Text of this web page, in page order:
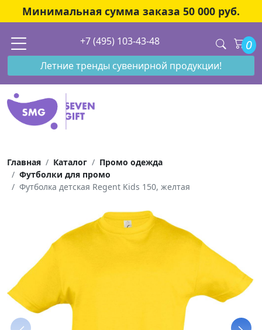
Минимальная сумма заказа 50 000 руб.
+7 (495) 103-43-48 0
Летние тренды сувенирной продукции!
Главная Каталог
Промо одежда
Футболки для промо
Футболка детская Regent Kids 150, желтая